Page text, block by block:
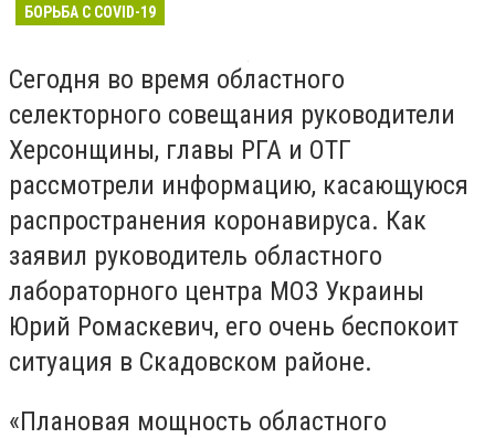
БОРЬБА С COVID-19
Сегодня во время областного
селекторного совещания руководители
Херсонщины, главы РГА и ОТГ
рассмотрели информацию, касающуюся
распространения коронавируса. Как
заявил руководитель областного
лабораторного центра МОЗ Украины
Юрий Ромаскевич, его очень беспокоит
ситуация в Скадовском районе.
«Плановая мощность областного